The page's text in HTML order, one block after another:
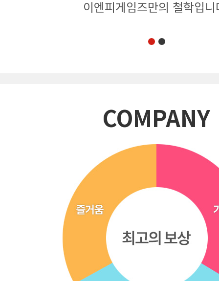
이엔피게임즈만의 철학입
COMPANY